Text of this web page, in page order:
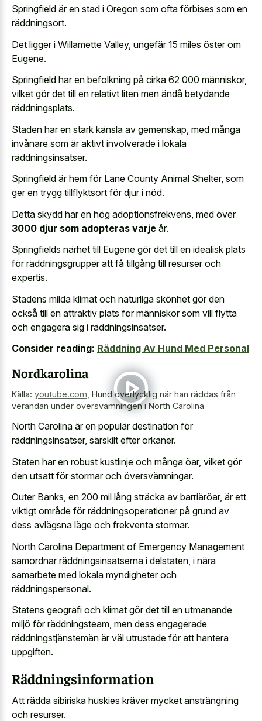
Springfield är en stad i Oregon som ofta förbises som en
räddningsort.
Det ligger i Willamette Valley, ungefär 15 miles öster om
Eugene.
Springfield har en befolkning på cirka 62 000 människor,
vilket gör det till en relativt liten men ändå betydande
räddningsplats.
Staden har en stark känsla av gemenskap, med många
invånare som är aktivt involverade i lokala
räddningsinsatser.
Springfield är hem för Lane County Animal Shelter, som
ger en trygg tillflyktsort för djur i nöd.
Detta skydd har en hög adoptionsfrekvens, med över
3000 djur som adopteras varje år.
Springfields närhet till Eugene gör det till en idealisk plats
för räddningsgrupper att få tillgång till resurser och
expertis.
Stadens milda klimat och naturliga skönhet gör den
också till en attraktiv plats för människor som vill flytta
och engagera sig i räddningsinsatser.
Consider reading: Räddning Av Hund Med Personal
Nordkarolina
Källa: youtube.com Hund överlycklig när han räddas från
verandan under översvämningen i North Carolina
North Carolina är en populär destination för
räddningsinsatser, särskilt efter orkaner.
Staten har en robust kustlinje och många öar, vilket gör
den utsatt för stormar och översvämningar.
Outer Banks, en 200 mil lång sträcka av barriäröar, är ett
viktigt område för räddningsoperationer på grund av
dess avlägsna läge och frekventa stormar.
North Carolina Department of Emergency Management
samordnar räddningsinsatserna i delstaten, i nära
samarbete med lokala myndigheter och
räddningspersonal.
Statens geografi och klimat gör det till en utmanande
miljö för räddningsteam, men dess engagerade
räddningstjänstemän är väl utrustade för att hantera
uppgiften.
Räddningsinformation
Att rädda sibiriska huskies kräver mycket ansträngning
och resurser.